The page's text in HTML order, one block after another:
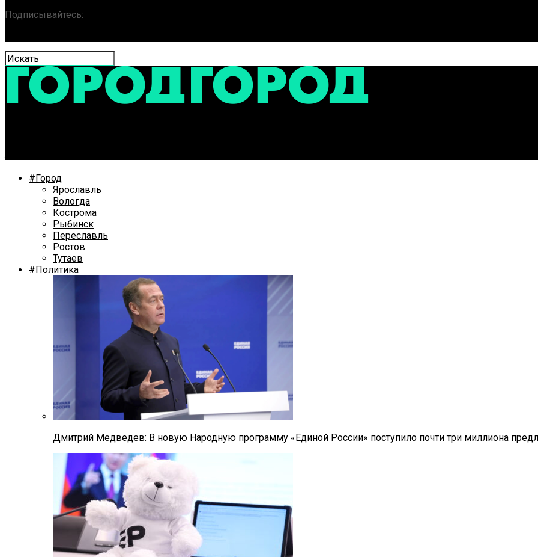
Подписывайтесь:
#Город
Ярославль
Вологда
Кострома
Рыбинск
Переславль
Ростов
Тутаев
#Политика
Дмитрий Медведев: В новую Народную программу «Единой России» поступило почти три миллиона